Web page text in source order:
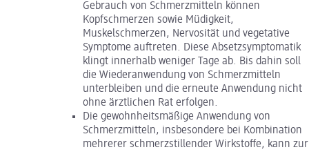
Gebrauch von Schmerzmitteln können
Kopfschmerzen sowie Müdigkeit,
Muskelschmerzen, Nervosität und vegetative
Symptome auftreten. Diese Absetzsymptomatik
klingt innerhalb weniger Tage ab. Bis dahin soll
die Wiederanwendung von Schmerzmitteln
unterbleiben und die erneute Anwendung nicht
ohne ärztlichen Rat erfolgen.
Die gewohnheitsmäßige Anwendung von
Schmerzmitteln, insbesondere bei Kombination
mehrerer schmerzstillender Wirkstoffe, kann zur